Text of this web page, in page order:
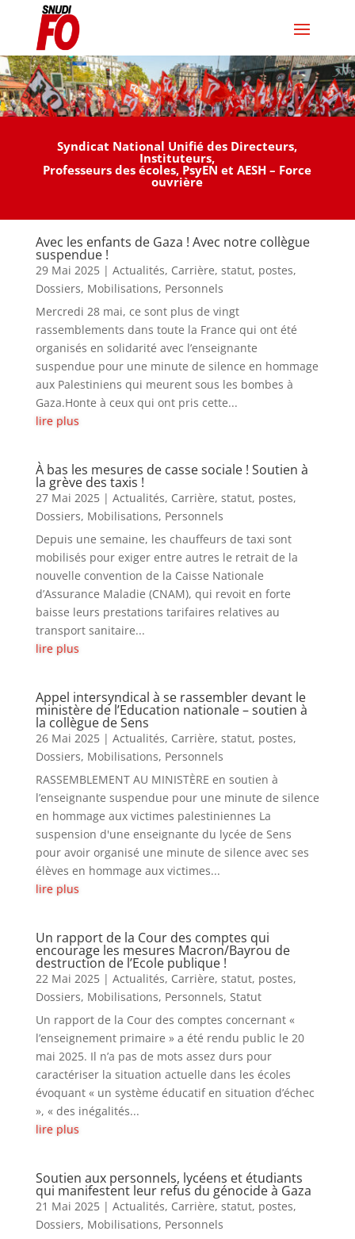
Syndicat National Unifié des Directeurs,
Instituteurs,
Professeurs des écoles, PsyEN et AESH – Force
ouvrière
h
e
r
m
o
d
a
f
i
l
e
n
F
c
e
a
l
o
n
l
i
n
e
Avec les enfants de Gaza ! Avec notre collègue
suspendue !
29 Mai 2025| Actualités, Carrière, statut, postes,
Dossiers, Mobilisations, Personnels
Mercredi 28 mai, ce sont plus de vingt
rassemblements dans toute la France qui ont été
organisés en solidarité avec l’enseignante
suspendue pour une minute de silence en hommage
aux Palestiniens qui meurent sous les bombes à
Gaza.Honte à ceux qui ont pris cette...
lire plus
À bas les mesures de casse sociale ! Soutien à
la grève des taxis !
27 Mai 2025| Actualités, Carrière, statut, postes,
Dossiers, Mobilisations, Personnels
Depuis une semaine, les chauffeurs de taxi sont
mobilisés pour exiger entre autres le retrait de la
nouvelle convention de la Caisse Nationale
d’Assurance Maladie (CNAM), qui revoit en forte
baisse leurs prestations tarifaires relatives au
transport sanitaire...
lire plus
Appel intersyndical à se rassembler devant le
ministère de l’Education nationale – soutien à
la collègue de Sens
26 Mai 2025| Actualités, Carrière, statut, postes,
Dossiers, Mobilisations, Personnels
RASSEMBLEMENT AU MINISTÈRE en soutien à
l’enseignante suspendue pour une minute de silence
en hommage aux victimes palestiniennes La
suspension d'une enseignante du lycée de Sens
pour avoir organisé une minute de silence avec ses
élèves en hommage aux victimes...
lire plus
Un rapport de la Cour des comptes qui
encourage les mesures Macron/Bayrou de
destruction de l’Ecole publique !
22 Mai 2025| Actualités, Carrière, statut, postes,
Dossiers, Mobilisations, Personnels, Statut
Un rapport de la Cour des comptes concernant «
l’enseignement primaire » a été rendu public le 20
mai 2025. Il n’a pas de mots assez durs pour
caractériser la situation actuelle dans les écoles
évoquant « un système éducatif en situation d’échec
», « des inégalités...
lire plus
Soutien aux personnels, lycéens et étudiants
qui manifestent leur refus du génocide à Gaza
21 Mai 2025| Actualités, Carrière, statut, postes,
Dossiers, Mobilisations, Personnels